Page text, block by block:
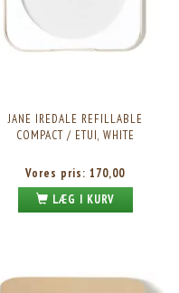
JANE IREDALE REFILLABLE
COMPACT / ETUI, WHITE
Vores pris:170,00
LÆG I KURV